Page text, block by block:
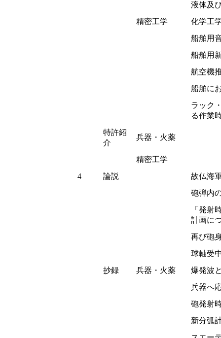
液体及
精密工学
化学工
船舶用
船舶用
航空機
船舶に
ラック
る作業
特許紹
介
兵器・火薬
精密工学
4
論説
故仏海
砲弾内
「発射
計画に
再び砲
球軸受
抄録
兵器・火薬
爆発波
兵器へ
砲発射
新分弧